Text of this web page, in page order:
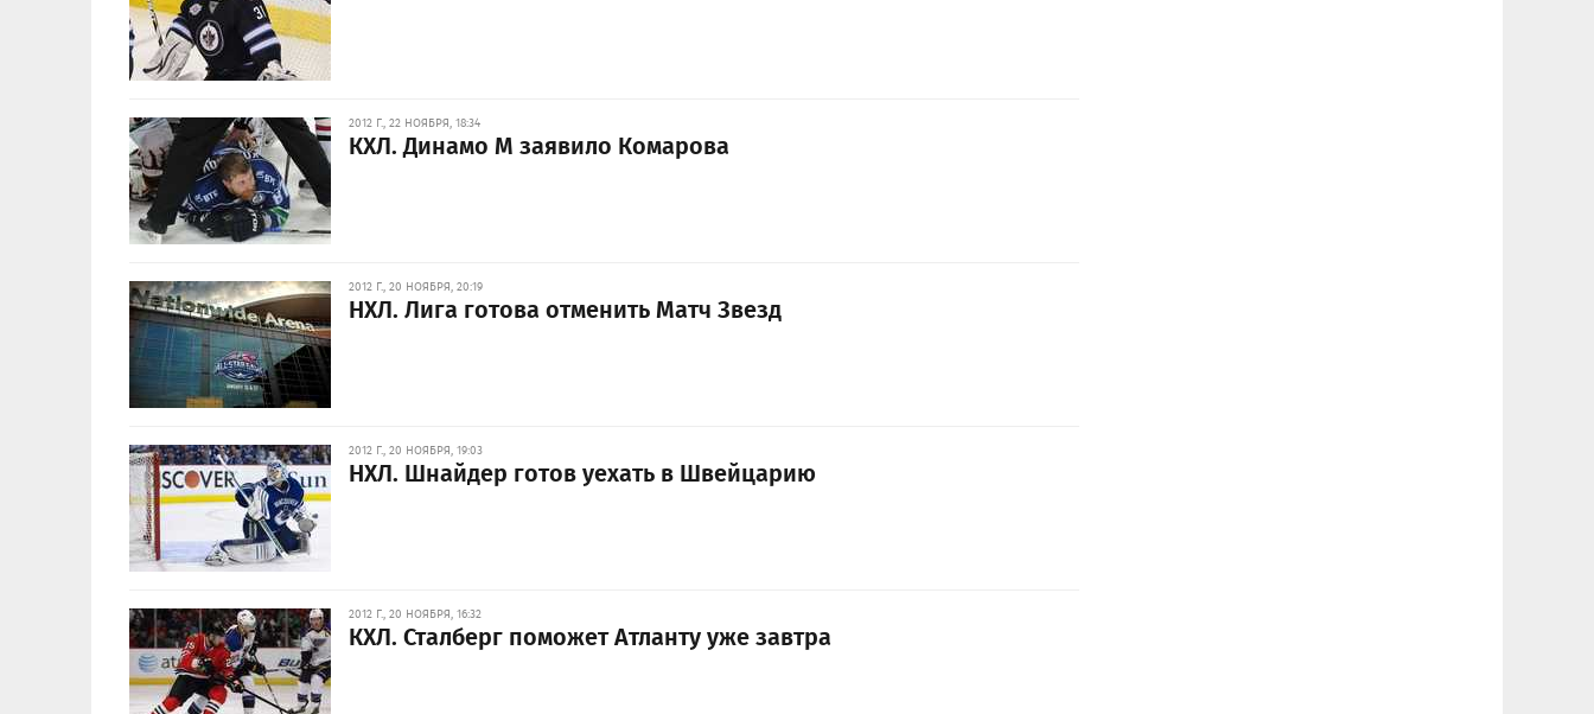
2012 Г., 22 НОЯБРЯ, 18:34
КХЛ. Динамо М заявило Комарова
2012 Г., 20 НОЯБРЯ, 20:19
НХЛ. Лига готова отменить Матч Звезд
2012 Г., 20 НОЯБРЯ, 19:03
НХЛ. Шнайдер готов уехать в Швейцарию
2012 Г., 20 НОЯБРЯ, 16:32
КХЛ. Сталберг поможет Атланту уже завтра